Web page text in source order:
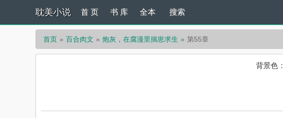
耽美小说 首 页 书 库 全本 搜索
首页 百合肉文 炮灰，在腐漫里揣崽求生 第55章
背景色：